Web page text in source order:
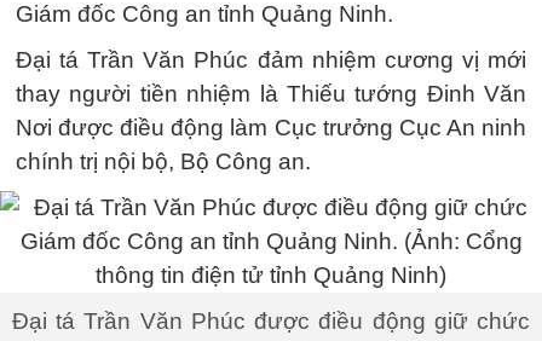
Giám đốc Công an tỉnh Quảng Ninh.
Đại tá Trần Văn Phúc đảm nhiệm cương vị mới
thay người tiền nhiệm là Thiếu tướng Đinh Văn
Nơi được điều động làm Cục trưởng Cục An ninh
chính trị nội bộ, Bộ Công an.
Đại tá Trần Văn Phúc được điều động giữ chức